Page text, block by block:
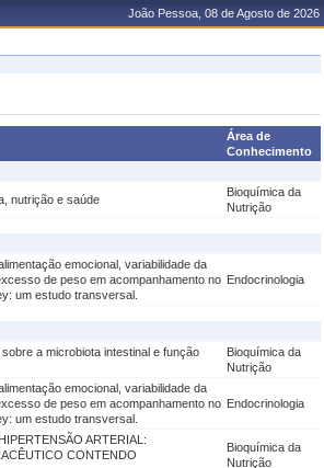
João Pessoa, 08 de Agosto de 2026
Área de
Conhecimento
nutrição e saúde
Bioquímica da
Nutrição
emocional, variabilidade da
de peso em acompanhamento no
um estudo transversal.
Endocrinologia
a microbiota intestinal e função
Bioquímica da
Nutrição
emocional, variabilidade da
de peso em acompanhamento no
um estudo transversal.
Endocrinologia
ARTERIAL:
CONTENDO
Bioquímica da
Nutrição